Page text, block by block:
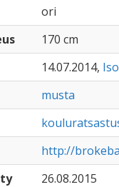
ori
170 cm
14.07.2014,
musta
http://
26.08.2015